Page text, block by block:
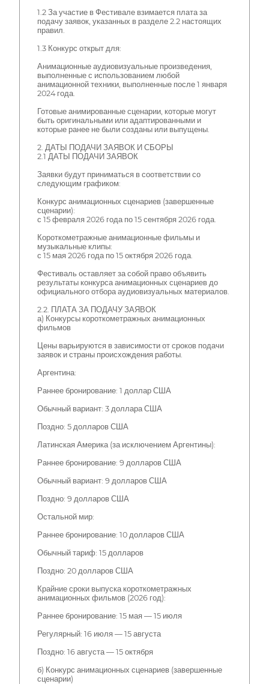
1.2 За участие в Фестивале взимается плата за
подачу заявок, указанных в разделе 2.2 настоящих
правил.
1.3 Конкурс открыт для:
Анимационные аудиовизуальные произведения,
выполненные с использованием любой
анимационной техники, выполненные после 1 января
2024 года.
Готовые анимированные сценарии, которые могут
быть оригинальными или адаптированными и
которые ранее не были созданы или выпущены.
2. ДАТЫ ПОДАЧИ ЗАЯВОК И СБОРЫ
2.1 ДАТЫ ПОДАЧИ ЗАЯВОК
Заявки будут приниматься в соответствии со
следующим графиком:
Конкурс анимационных сценариев (завершенные
сценарии):
с 15 февраля 2026 года по 15 сентября 2026 года.
Короткометражные анимационные фильмы и
музыкальные клипы:
с 15 мая 2026 года по 15 октября 2026 года.
Фестиваль оставляет за собой право объявить
результаты конкурса анимационных сценариев до
официального отбора аудиовизуальных материалов.
2.2. ПЛАТА ЗА ПОДАЧУ ЗАЯВОК
а) Конкурсы короткометражных анимационных
фильмов
Цены варьируются в зависимости от сроков подачи
заявок и страны происхождения работы.
Аргентина:
Раннее бронирование: 1 доллар США
Обычный вариант: 3 доллара США
Поздно: 5 долларов США
Латинская Америка (за исключением Аргентины):
Раннее бронирование: 9 долларов США
Обычный вариант: 9 долларов США
Поздно: 9 долларов США
Остальной мир:
Раннее бронирование: 10 долларов США
Обычный тариф: 15 долларов
Поздно: 20 долларов США
Крайние сроки выпуска короткометражных
анимационных фильмов (2026 год):
Раннее бронирование: 15 мая — 15 июля
Регулярный: 16 июля — 15 августа
Поздно: 16 августа — 15 октября
б) Конкурс анимационных сценариев (завершенные
сценарии)